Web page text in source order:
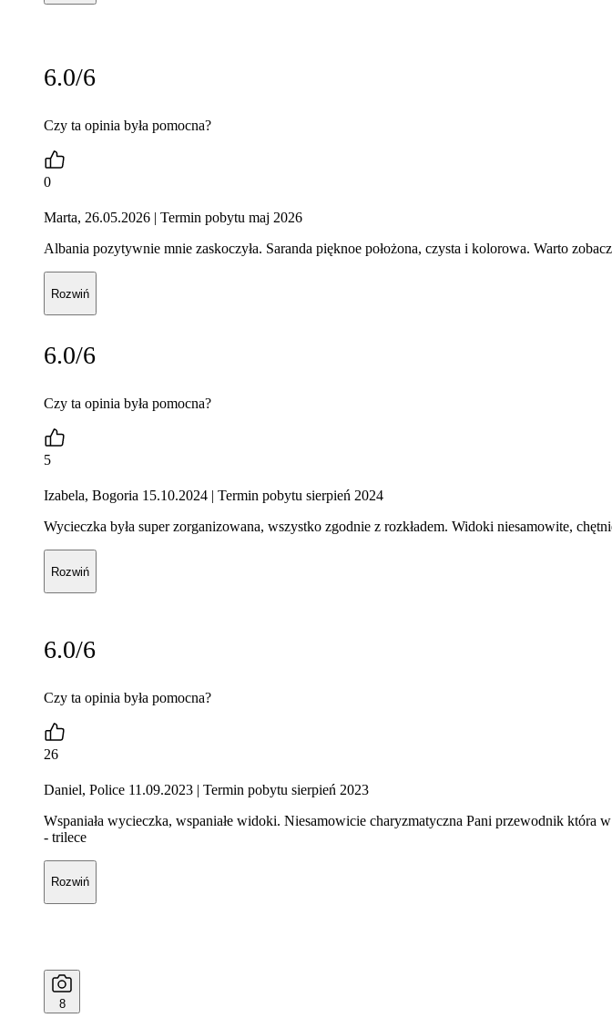
6.0/6
Czy ta opinia była pomocna?
0
Marta, 26.05.2026 | Termin pobytu maj 2026
Albania pozytywnie mnie zaskoczyła. Saranda pięknoe położona, czysta i kolorowa. Warto
Rozwiń
6.0/6
Czy ta opinia była pomocna?
5
Izabela, Bogoria 15.10.2024 | Termin pobytu sierpień 2024
Wycieczka była super zorganizowana, wszystko zgodnie z rozkładem. Widoki niesamowite,
Rozwiń
6.0/6
Czy ta opinia była pomocna?
26
Daniel, Police 11.09.2023 | Termin pobytu sierpień 2023
Wspaniała wycieczka, wspaniałe widoki. Niesamowicie charyzmatyczna Pani przewodnik
- trilece
Rozwiń
8